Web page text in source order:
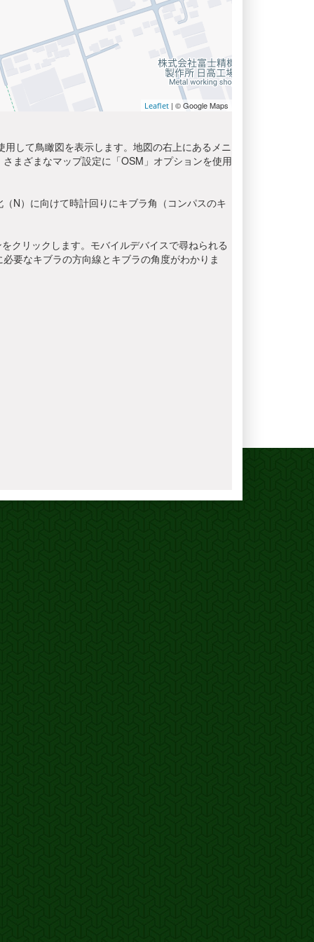
Leaflet | © Google Maps
して鳥瞰図を表示します。地図の右上にあるメニ
まざまなマップ設定に「OSM」オプションを使用
N）に向けて時計回りにキブラ角（コンパスのキ
クリックします。モバイルデバイスで尋ねられる
要なキブラの方向線とキブラの角度がわかりま